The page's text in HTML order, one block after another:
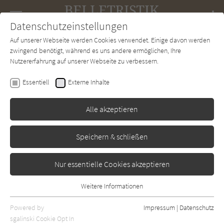
SUCHE Forum Charts Newsletter
Egmont Graphic Novel
Standard
Alle Kategorien anzeigen
Datenschutzeinstellungen
Auf unserer Webseite werden Cookies verwendet. Einige davon werden
zwingend benötigt, während es uns andere ermöglichen, Ihre
Nutzererfahrung auf unserer Webseite zu verbessern.
Essentiell Externe Inhalte
Alle akzeptieren
Speichern & schließen
Nur essentielle Cookies akzeptieren
Essentielle Cookies werden für grundlegende Funktionen der
Webseite benötigt. Dadurch ist gewährleistet, dass die Webseite
Weitere Informationen
Powered by
sgalinski Cookie Opt In
Impressum | Datenschutz